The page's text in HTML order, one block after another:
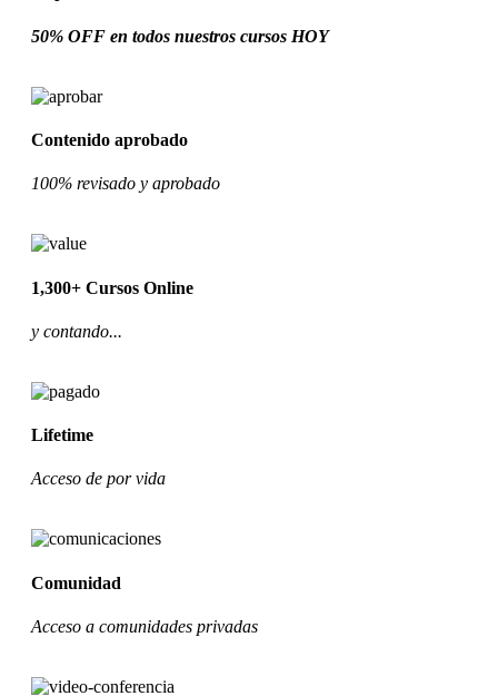
50% OFF en todos nuestros cursos HOY
Contenido aprobado
100% revisado y aprobado
1,300+ Cursos Online
y contando...
Lifetime
Acceso de por vida
Comunidad
Acceso a comunidades privadas